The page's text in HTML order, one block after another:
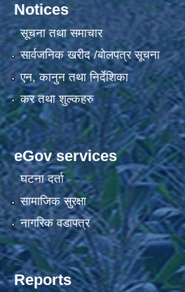
Notices
सूचना तथा समाचार
सार्वजनिक खरीद /बोलपत्र सूचना
एन, कानुन तथा निर्देशिका
कर तथा शुल्कहरु
eGov services
घटना दर्ता
सामाजिक सुरक्षा
नागरिक वडापत्र
Reports